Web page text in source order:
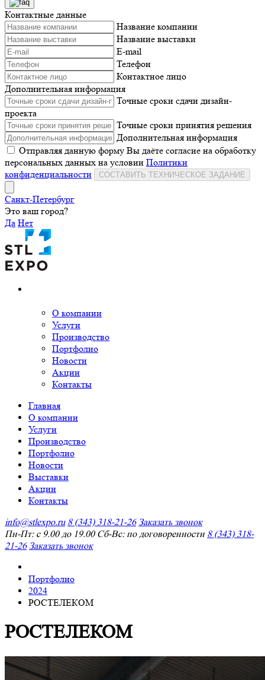
Контактные данные
Название компании
Название выставки
E-mail
Телефон
Контактное лицо
Дополнительная информация
Точные сроки сдачи дизайн-
проекта
Точные сроки принятия решения
Дополнительная информация
Отправляя данную форму Вы даёте согласие на обработку
персональных данных на условии Политики
конфиденциальности
СОСТАВИТЬ ТЕХНИЧЕСКОЕ ЗАДАНИЕ
Санкт-Петербург
Это ваш город?
Да Нет
О компании
Услуги
Производство
Портфолио
Новости
Акции
Контакты
Главная
О компании
Услуги
Производство
Портфолио
Новости
Выставки
Акции
Контакты
info@stlexpo.ru 8 (343) 318-21-26 Заказать звонок
Пн-Пт: с 9.00 до 19.00 Сб-Вс: по договоренности 8 (343) 318-
21-26 Заказать звонок
Портфолио
2024
РОСТЕЛЕКОМ
РОСТЕЛЕКОМ